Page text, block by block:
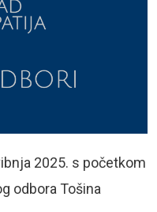
2025. s početkom
odbora Tošina